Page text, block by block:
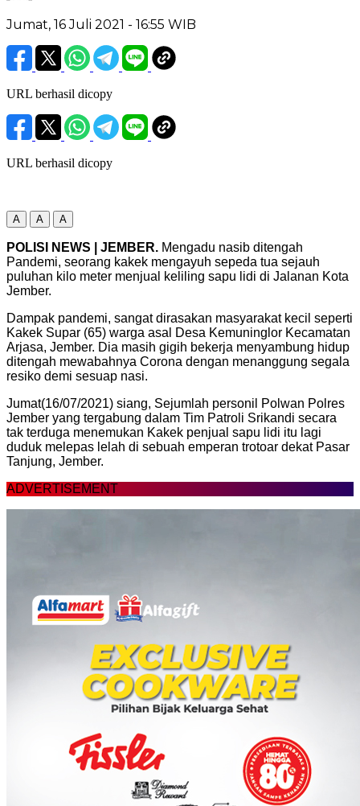
Jumat, 16 Juli 2021 - 16:55 WIB
URL berhasil dicopy
URL berhasil dicopy
A A A
POLISI NEWS | JEMBER. Mengadu nasib ditengah
Pandemi, seorang kakek mengayuh sepeda tua sejauh
puluhan kilo meter menjual keliling sapu lidi di Jalanan Kota
Jember.
Dampak pandemi, sangat dirasakan masyarakat kecil seperti
Kakek Supar (65) warga asal Desa Kemuninglor Kecamatan
Arjasa, Jember. Dia masih gigih bekerja menyambung hidup
ditengah mewabahnya Corona dengan menanggung segala
resiko demi sesuap nasi.
Jumat(16/07/2021) siang, Sejumlah personil Polwan Polres
Jember yang tergabung dalam Tim Patroli Srikandi secara
tak terduga menemukan Kakek penjual sapu lidi itu lagi
duduk melepas lelah di sebuah emperan trotoar dekat Pasar
Tanjung, Jember.
ADVERTISEMENT